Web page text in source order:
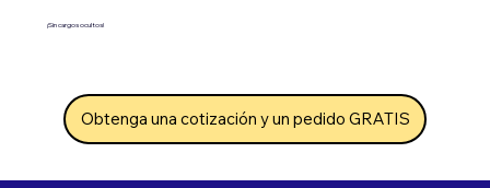
¡Sin cargos ocultos!
Obtenga una cotización y un pedido GRATIS